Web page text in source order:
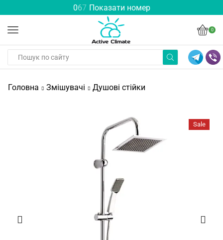
067 Показати номер
0
Головна Змішувачі Душові стійки
Sale